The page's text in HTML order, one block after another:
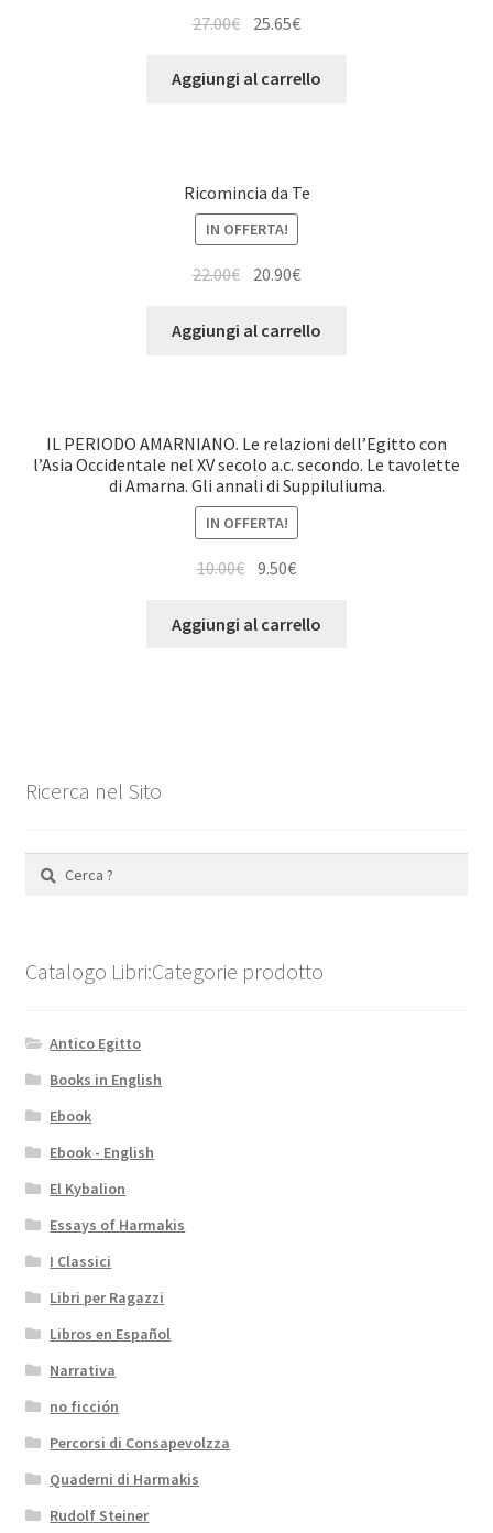
27.00€
originale
25.65€Il
attuale
Aggiungi al carrello
Ricomincia da Te
IN OFFERTA!
22.00€
originale
20.90€Il
attuale
Aggiungi al carrello
IL PERIODO AMARNIANO. Le relazioni dell’Egitto con
l’Asia Occidentale nel XV secolo a.c. secondo. Le tavolette
di Amarna. Gli annali di Suppiluliuma.
IN OFFERTA!
10.00€
originale
9.50€Il
attuale
Aggiungi al carrello
Ricerca nel Sito
Ricerca
Catalogo Libri:Categorie prodotto
Antico Egitto
Books in English
Ebook
Ebook - English
El Kybalion
Essays of Harmakis
I Classici
Libri per Ragazzi
Libros en Español
Narrativa
no ficción
Percorsi di Consapevolzza
Quaderni di Harmakis
Rudolf Steiner